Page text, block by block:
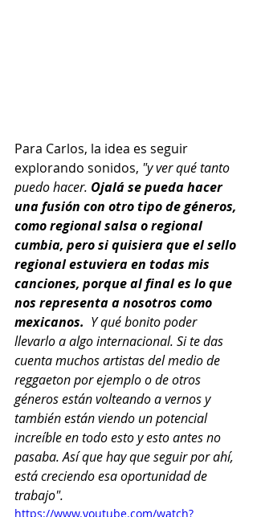
Para Carlos, la idea es seguir
explorando sonidos, "y ver qué tanto
puedo hacer. Ojalá se pueda hacer
una fusión con otro tipo de géneros,
como regional salsa o regional
cumbia, pero si quisiera que el sello
regional estuviera en todas mis
canciones, porque al final es lo que
nos representa a nosotros como
mexicanos. Y qué bonito poder
llevarlo a algo internacional. Si te das
cuenta muchos artistas del medio de
reggaeton por ejemplo o de otros
géneros están volteando a vernos y
también están viendo un potencial
increíble en todo esto y esto antes no
pasaba. Así que hay que seguir por ahí,
está creciendo esa oportunidad de
trabajo".
https://www.youtube.com/watch?